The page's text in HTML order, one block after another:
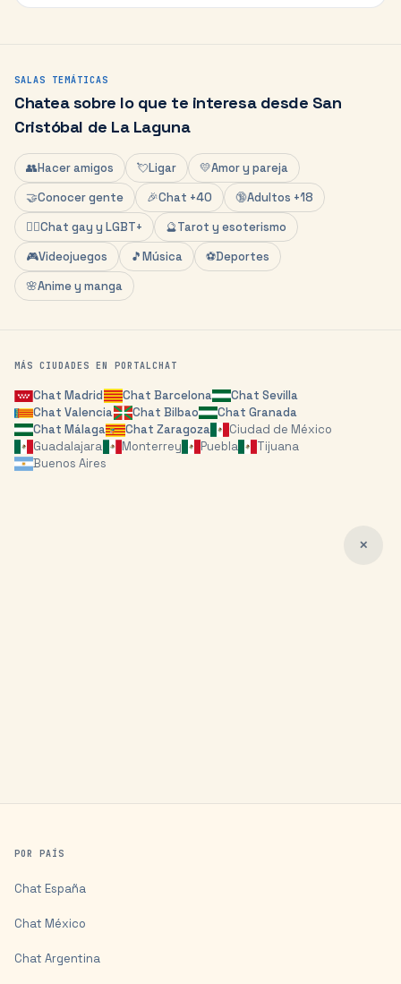
SALAS TEMÁTICAS
Chatea sobre lo que te interesa desde San
Cristóbal de La Laguna
👥Hacer amigos 💘Ligar 💛Amor y pareja
🤝Conocer gente 🎉Chat +40 🔞Adultos +18
🏳️‍🌈Chat gay y LGBT+ 🔮Tarot y esoterismo
🎮Videojuegos 🎵Música ⚽Deportes
🌸Anime y manga
MÁS CIUDADES EN PORTALCHAT
ChatMadrid Chat Barcelona Chat Sevilla
ChatValencia Chat Bilbao Chat Granada
ChatMálaga Chat Zaragoza
Ciudad de México
Guadalajara
Monterrey Puebla
Tijuana
Buenos Aires
✕
POR PAÍS
Chat España
Chat México
Chat Argentina